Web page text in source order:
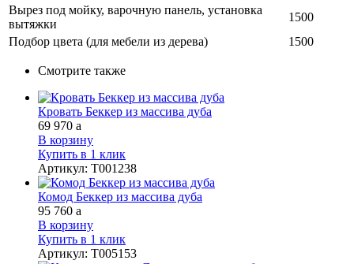
Вырез под мойку, варочную панель, установка
вытяжки
1500
Подбор цвета (для мебели из дерева)
1500
Смотрите также
Кровать Беккер из массива дуба
69 970 a
В корзину
Купить в 1 клик
Артикул: Т001238
Комод Беккер из массива дуба
95 760 a
В корзину
Купить в 1 клик
Артикул: Т005153